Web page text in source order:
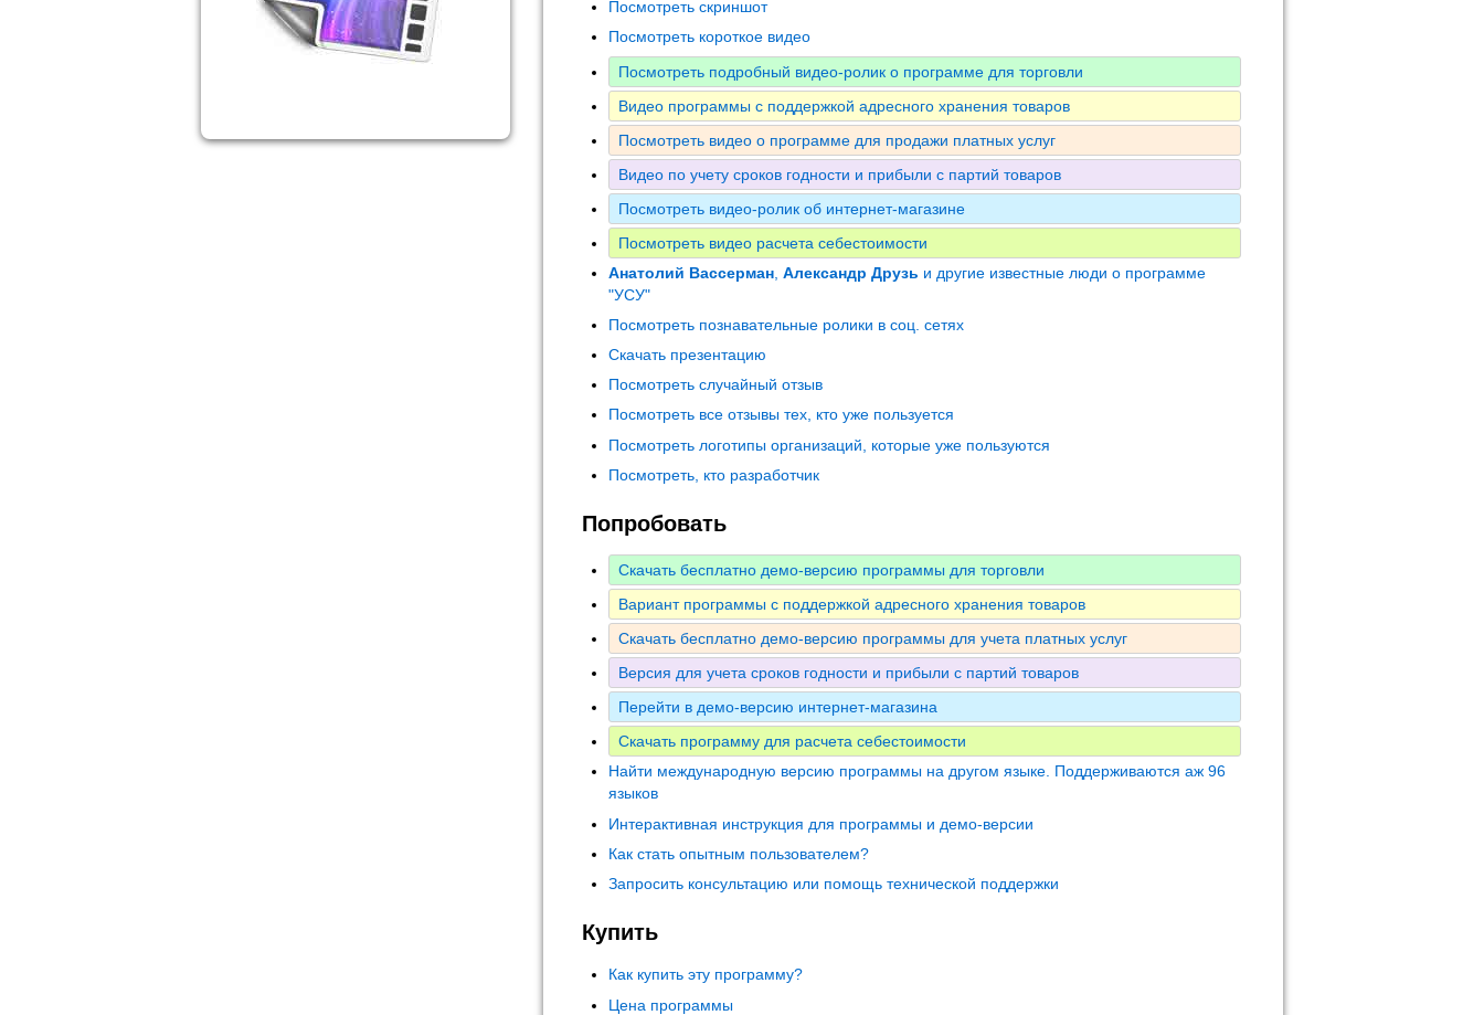
Посмотреть скриншот
Посмотреть короткое видео
Посмотреть подробный видео-ролик о программе для торговли
Видео программы с поддержкой адресного хранения товаров
Посмотреть видео о программе для продажи платных услуг
Видео по учету сроков годности и прибыли с партий товаров
Посмотреть видео-ролик об интернет-магазине
Посмотреть видео расчета себестоимости
Анатолий Вассерман Александр Друзь и другие известные люди о программе
"УСУ"
Посмотреть познавательные ролики в соц. сетях
Скачать презентацию
Посмотреть случайный отзыв
Посмотреть все отзывы тех, кто уже пользуется
Посмотреть логотипы организаций, которые уже пользуются
Посмотреть, кто разработчик
Попробовать
Скачать бесплатно демо-версию программы для торговли
Вариант программы с поддержкой адресного хранения товаров
Скачать бесплатно демо-версию программы для учета платных услуг
Версия для учета сроков годности и прибыли с партий товаров
Перейти в демо-версию интернет-магазина
Скачать программу для расчета себестоимости
Найти международную версию программы на другом языке. Поддерживаются аж 96
языков
Интерактивная инструкция для программы и демо-версии
Как стать опытным пользователем?
Запросить консультацию или помощь технической поддержки
Купить
Как купить эту программу?
Цена программы